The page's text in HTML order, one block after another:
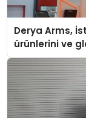
Derya Arms,
ürünlerini ve